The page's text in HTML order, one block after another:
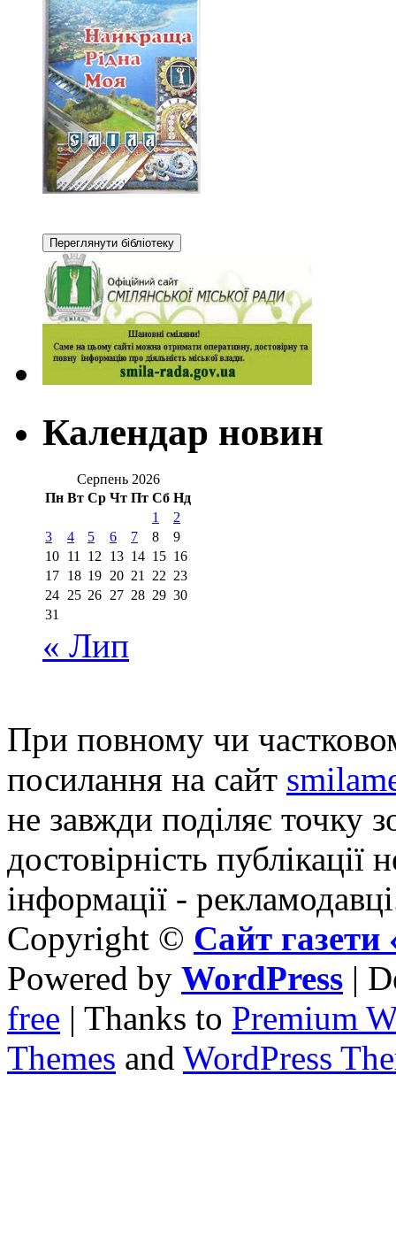
Календар новин
Серпень 2026
Пн Вт Ср Чт Пт Сб Нд
1
2
3
4 5 6 7 8
9
10 11 12 13 14 15 16
17 18 19 20 21 22 23
24 25 26 27 28 29 30
31
« Лип
При повному чи
посилання на сайт
не завжди поділяє точку
достовірність публікації
інформації -
Copyright © Сайт
Powered by WordPress |
free | Thanks to Premium
Themes and WordPress